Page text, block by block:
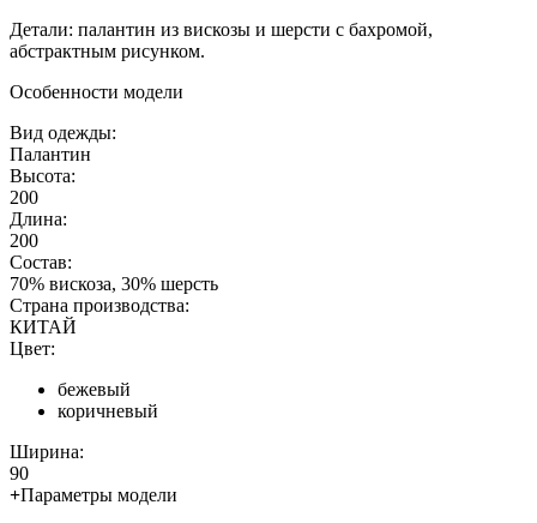
Детали: палантин из вискозы и шерсти с бахромой,
абстрактным рисунком.
Особенности модели
Вид одежды:
Палантин
Высота:
200
Длина:
200
Состав:
70% вискоза, 30% шерсть
Страна производства:
КИТАЙ
Цвет:
бежевый
коричневый
Ширина:
90
+Параметры модели